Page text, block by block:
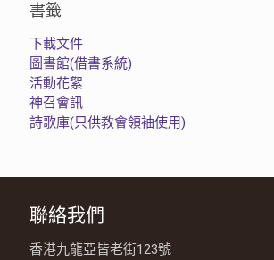
書籤
下載文件
圖書館(借書系統)
活動花絮
神召會訊
詩歌庫(只供教會領袖使用)
聯絡我們
香港九龍亞皆老街123號